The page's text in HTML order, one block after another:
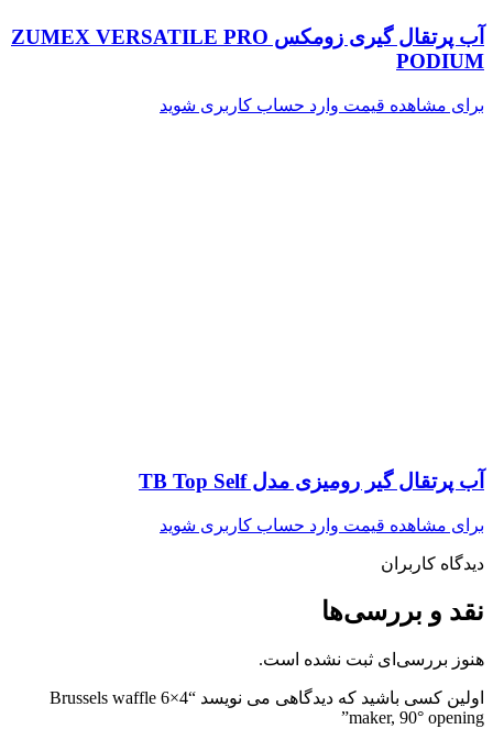
آب پرتقال گیری زومکس ZUMEX VERSATILE PRO
PODIUM
برای مشاهده قیمت وارد حساب کاربری شوید
آب پرتقال گیر رومیزی مدل TB Top Self
برای مشاهده قیمت وارد حساب کاربری شوید
دیدگاه کاربران
نقد و بررسی‌ها
هنوز بررسی‌ای ثبت نشده است.
اولین کسی باشید که دیدگاهی می نویسد “4×6 Brussels waffle
maker, 90° opening”